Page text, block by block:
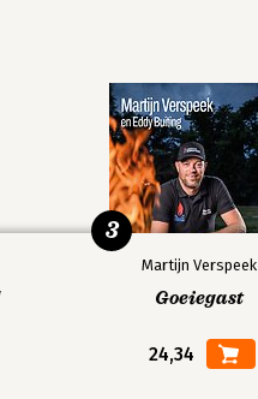
Martijn Verspeek
Goeiegast
24,34
3